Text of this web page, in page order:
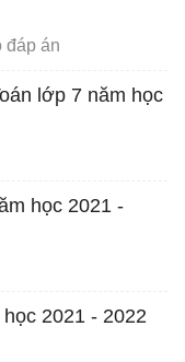
đáp án
lớp 7 năm học
học 2021 -
2021 - 2022